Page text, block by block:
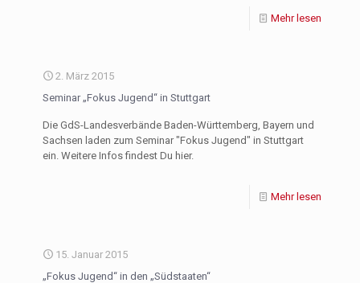
Mehr lesen
2. März 2015
Seminar „Fokus Jugend“ in Stuttgart
Die GdS-Landesverbände Baden-Württemberg, Bayern und
Sachsen laden zum Seminar "Fokus Jugend" in Stuttgart
ein. Weitere Infos findest Du hier.
Mehr lesen
15. Januar 2015
„Fokus Jugend“ in den „Südstaaten“